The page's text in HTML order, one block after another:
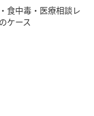
食中毒・医療相談レ
ケース